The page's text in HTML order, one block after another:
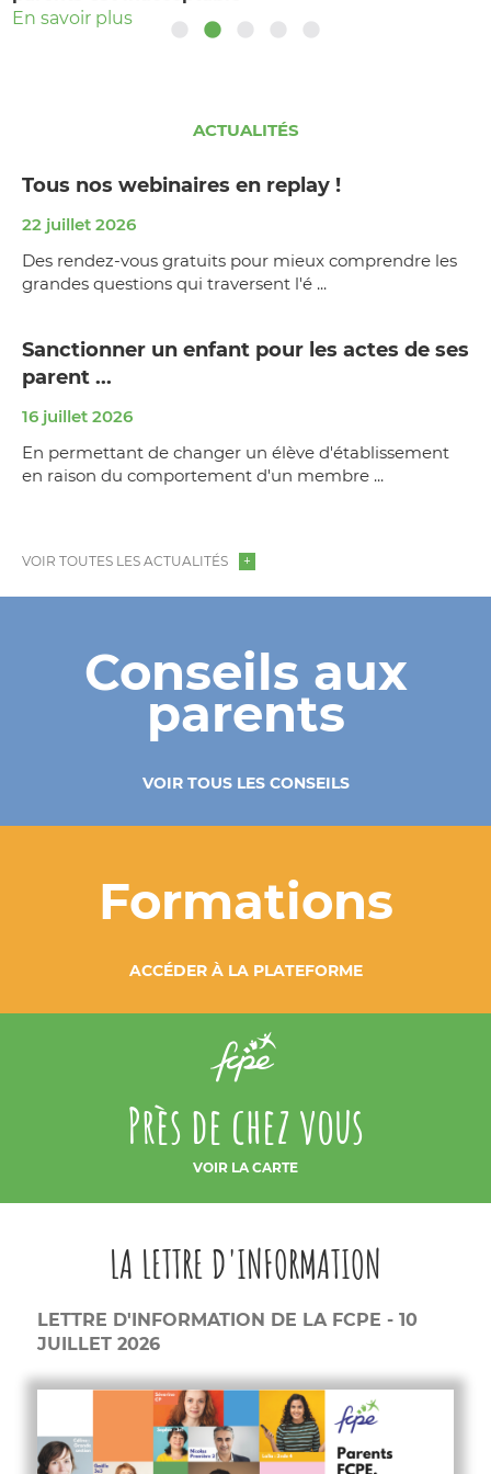
En savoir plus
ACTUALITÉS
Tous nos webinaires en replay !
22 juillet 2026
Des rendez-vous gratuits pour mieux comprendre les
grandes questions qui traversent l'é ...
Sanctionner un enfant pour les actes de ses
parent ...
16 juillet 2026
En permettant de changer un élève d'établissement
en raison du comportement d'un membre ...
VOIR TOUTES LES ACTUALITÉS
Conseils aux
parents
VOIR TOUS LES CONSEILS
Formations
ACCÉDER À LA PLATEFORME
Près de chez vous
VOIR LA CARTE
LA LETTRE D'INFORMATION
LETTRE D'INFORMATION DE LA FCPE - 10
JUILLET 2026